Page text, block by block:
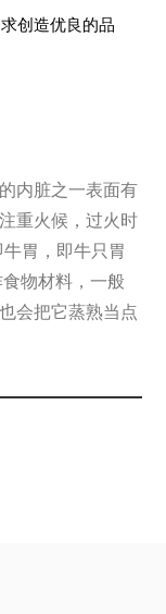
创造优良的品
重火候，过火时
胃，即牛只胃
物材料，一般
会把它蒸熟当点